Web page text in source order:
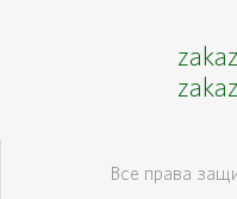
Все права